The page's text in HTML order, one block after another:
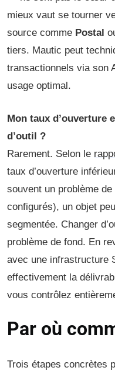
mieux vaut se tourner
source comme Postal
tiers. Mautic peut
transactionnels via son
usage optimal.
Mon taux d’ouverture
d’outil ?
Rarement. Selon le
taux d’ouverture
souvent un problème
configurés), un objet
segmentée. Changer
problème de fond. En
avec une infrastructure
effectivement la
vous contrôlez
Par où
Trois étapes concrètes